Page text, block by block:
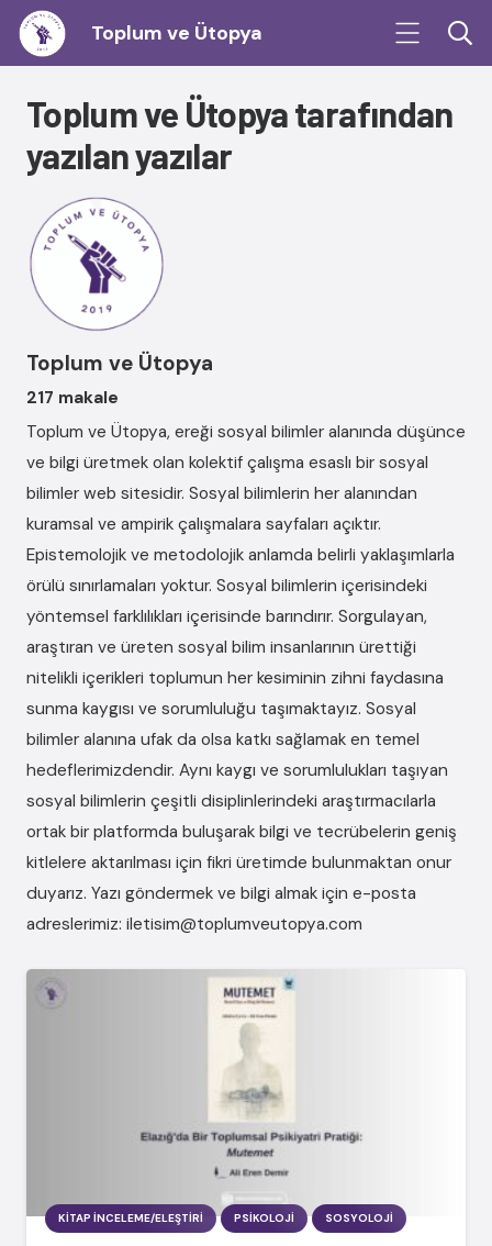
Toplum ve Ütopya
Toplum ve Ütopya tarafından
yazılan yazılar
Toplum ve Ütopya
217 makale
Toplum ve Ütopya, ereği sosyal bilimler alanında düşünce
ve bilgi üretmek olan kolektif çalışma esaslı bir sosyal
bilimler web sitesidir. Sosyal bilimlerin her alanından
kuramsal ve ampirik çalışmalara sayfaları açıktır.
Epistemolojik ve metodolojik anlamda belirli yaklaşımlarla
örülü sınırlamaları yoktur. Sosyal bilimlerin içerisindeki
yöntemsel farklılıkları içerisinde barındırır. Sorgulayan,
araştıran ve üreten sosyal bilim insanlarının ürettiği
nitelikli içerikleri toplumun her kesiminin zihni faydasına
sunma kaygısı ve sorumluluğu taşımaktayız. Sosyal
bilimler alanına ufak da olsa katkı sağlamak en temel
hedeflerimizdendir. Aynı kaygı ve sorumlulukları taşıyan
sosyal bilimlerin çeşitli disiplinlerindeki araştırmacılarla
ortak bir platformda buluşarak bilgi ve tecrübelerin geniş
kitlelere aktarılması için fikri üretimde bulunmaktan onur
duyarız. Yazı göndermek ve bilgi almak için e-posta
adreslerimiz: iletisim@toplumveutopya.com
KITAP İNCELEME/ELEŞTIRI PSIKOLOJI SOSYOLOJI